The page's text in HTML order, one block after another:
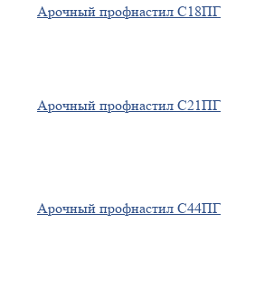
Арочный профнастил С18ПГ
Арочный профнастил С21ПГ
Арочный профнастил С44ПГ